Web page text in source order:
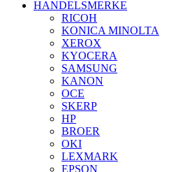
HANDELSMERKE
RICOH
KONICA MINOLTA
XEROX
KYOCERA
SAMSUNG
KANON
OCE
SKERP
HP
BROER
OKI
LEXMARK
EPSON